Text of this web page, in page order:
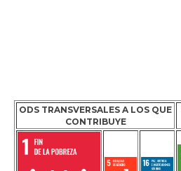
ODS TRANSVERSALES A LOS QUE
CONTRIBUYE